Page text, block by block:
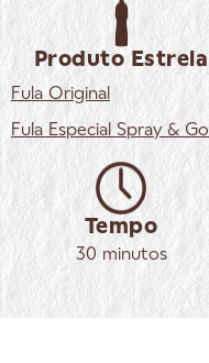
Produto Estrela
Fula Original
Fula Especial Spray & Go
Tempo
30 minutos